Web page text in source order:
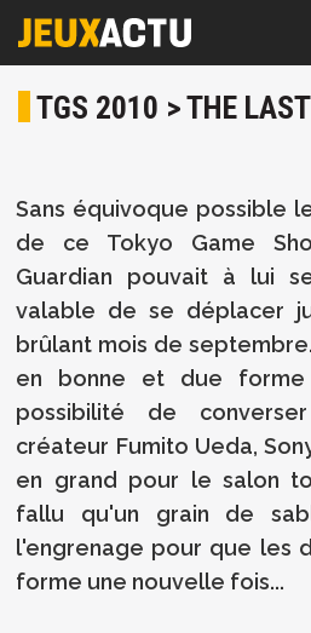
TGS 2010 > THE
Sans équivoque possible
de ce Tokyo Game
Guardian pouvait à lui
valable de se déplacer
brûlant mois de
en bonne et due
possibilité de
créateur Fumito Ueda,
en grand pour le salon
fallu qu'un grain de
l'engrenage pour que les
forme une nouvelle fois...